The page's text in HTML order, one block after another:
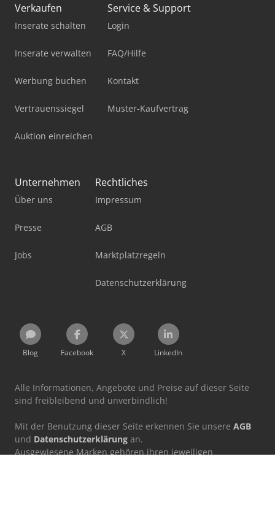
Verkaufen
Inserate schalten
Inserate verwalten
Werbung buchen
Vertrauenssiegel
Auktion einreichen
Service & Support
Login
FAQ/Hilfe
Kontakt
Muster-Kaufvertrag
Unternehmen
Über uns
Presse
Jobs
Rechtliches
Impressum
AGB
Marktplatzregeln
Datenschutzerklärung
Blog Facebook X LinkedIn
Alle Informationen, Angebote und Preise auf dieser Seite
sind freibleibend und unverbindlich!
Mit der Benutzung dieser Seite erkennen Sie unsere AGB
und Datenschutzerklärung an.
Ausgewiesene Marken gehören ihren jeweiligen